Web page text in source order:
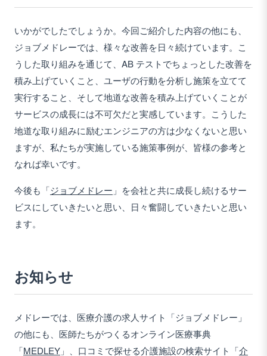
いかがでしたでしょうか。今回ご紹介した内容の他にも、
ジョブメドレーでは、様々な改善を日々続けています。こ
うした取り組みを通じて、AB テストでちょっとした改善を
積み上げていくこと、ユーザの行動を分析し施策を立てて
実行すること、そして地道な改善を積み上げていくことが
サービスの成長には不可欠だと実感しています。こうした
地道な取り組みに励むエンジニアの方は少なくないと思い
ますが、私たちが実施している施策事例が、皆様の参考と
なれば幸いです。
今後も「ジョブメドレー 」を会社と共に成長し続けるサー
ビスにしていきたいと思い、日々奮闘していきたいと思い
ます。
お知らせ
メドレーでは、医療介護の求人サイト「ジョブメドレー」
の他にも、医師たちがつくるオンライン医療事典
「MEDLEY 」、口コミで探せる介護施設の検索サイト「介